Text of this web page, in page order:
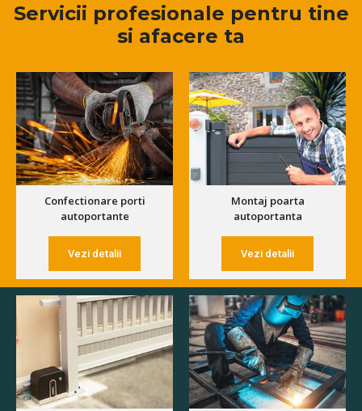
Servicii profesionale pentru tine
si afacere ta
Confectionare porti
autoportante
Vezi detalii
Montaj poarta
autoportanta
Vezi detalii